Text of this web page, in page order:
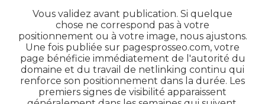
Vous validez avant publication. Si quelque
chose ne correspond pas à votre
positionnement ou à votre image, nous ajustons.
Une fois publiée sur pagesprosseo.com, votre
page bénéficie immédiatement de l'autorité du
domaine et du travail de netlinking continu qui
renforce son positionnement dans la durée. Les
premiers signes de visibilité apparaissent